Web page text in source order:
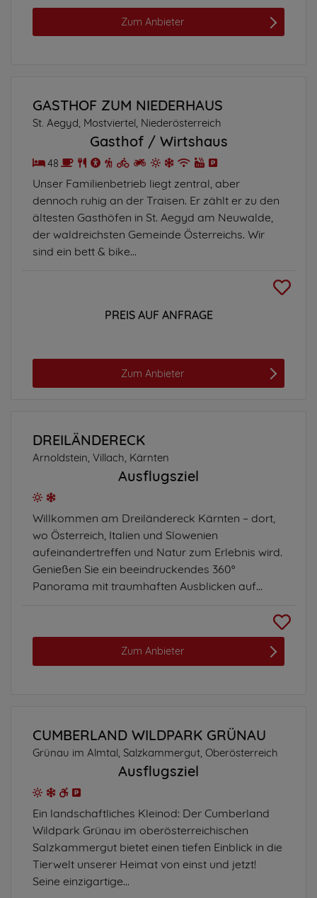
Zum Anbieter
GASTHOF ZUM NIEDERHAUS
St. Aegyd, Mostviertel, Niederösterreich
Gasthof Wirtshaus
48
Unser Familienbetrieb liegt zentral, aber
dennoch ruhig an der Traisen. Er zählt er zu den
ältesten Gasthöfen in St. Aegyd am Neuwalde,
der waldreichsten Gemeinde Österreichs. Wir
sind ein bett & bike...
PREIS AUF ANFRAGE
Zum Anbieter
DREILÄNDERECK
Arnoldstein, Villach, Kärnten
Ausflugsziel
Willkommen am Dreiländereck Kärnten – dort,
wo Österreich, Italien und Slowenien
aufeinandertreffen und Natur zum Erlebnis wird.
Genießen Sie ein beeindruckendes 360°
Panorama mit traumhaften Ausblicken auf...
Zum Anbieter
CUMBERLAND WILDPARK GRÜNAU
Grünau im Almtal, Salzkammergut, Oberösterreich
Ausflugsziel
Ein landschaftliches Kleinod: Der Cumberland
Wildpark Grünau im oberösterreichischen
Salzkammergut bietet einen tiefen Einblick in die
Tierwelt unserer Heimat von einst und jetzt!
Seine einzigartige...